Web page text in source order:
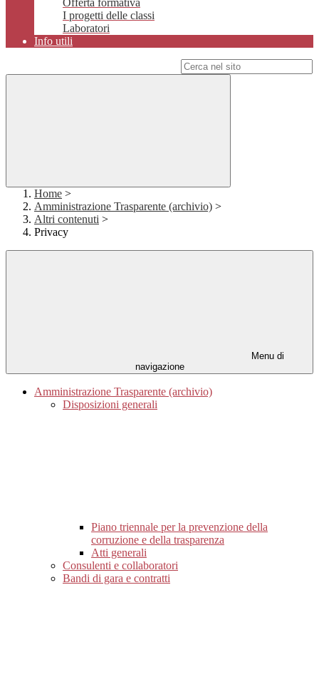
Offerta formativa
I progetti delle classi
Laboratori
Info utili
Home >
Amministrazione Trasparente (archivio) >
Altri contenuti >
Privacy
Menu di
navigazione
Amministrazione Trasparente (archivio)
Disposizioni generali
Piano triennale per la prevenzione della
corruzione e della trasparenza
Atti generali
Consulenti e collaboratori
Bandi di gara e contratti